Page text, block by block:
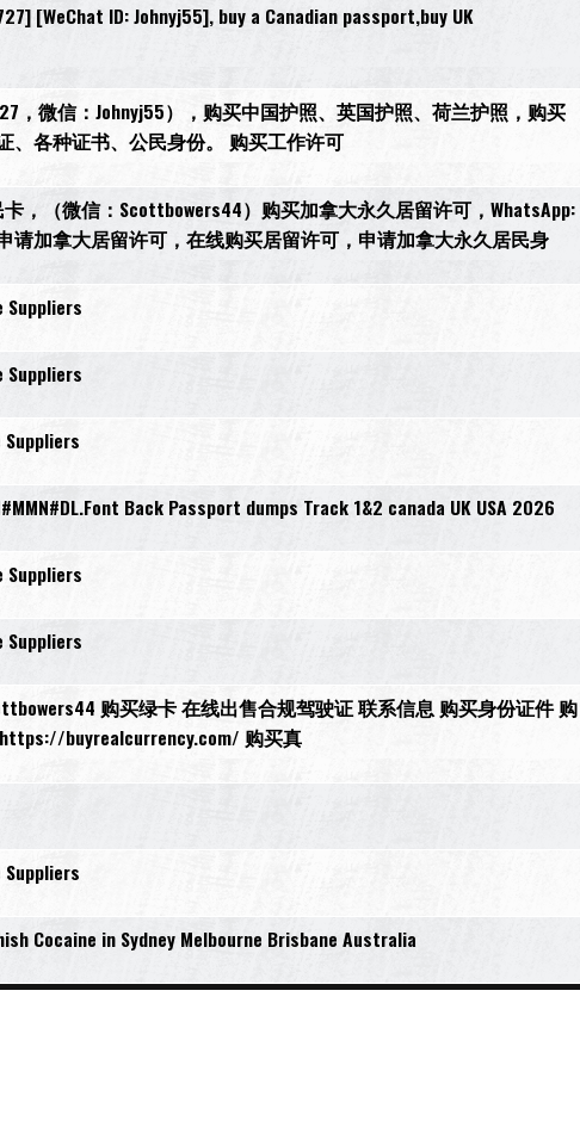
[WeChat ID: Johnyj55], buy a Canadian passport,buy UK
，微信：Johnyj55），购买中国护照、英国护照、荷兰护照，购买
、各种证书、公民身份。 购买工作许可
，（微信：Scottbowers44）购买加拿大永久居留许可，WhatsApp:
请加拿大居留许可，在线购买居留许可，申请加拿大永久居民身
Suppliers
Suppliers
Suppliers
Back Passport dumps Track 1&2 canada UK USA 2026
Suppliers
Suppliers
购买绿卡 在线出售合规驾驶证 联系信息 购买身份证件 购
buyrealcurrency.com/ 购买真
Suppliers
Cocaine in Sydney Melbourne Brisbane Australia